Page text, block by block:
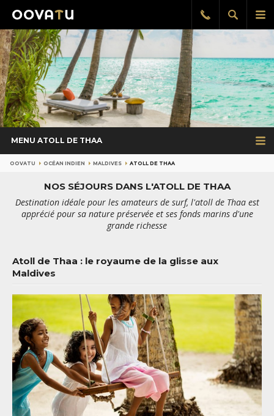
le
Afficher
la
Rappel
gratuit
MENU ATOLL DE THAA
OOVATU OCÉAN INDIEN MALDIVES ATOLL DE THAA
NOS SÉJOURS DANS L'ATOLL DE THAA
Destination idéale pour les amateurs de surf, l'atoll de Thaa est
apprécié pour sa nature préservée et ses fonds marins d'une
grande richesse
Atoll de Thaa : le royaume de la glisse aux
Maldives